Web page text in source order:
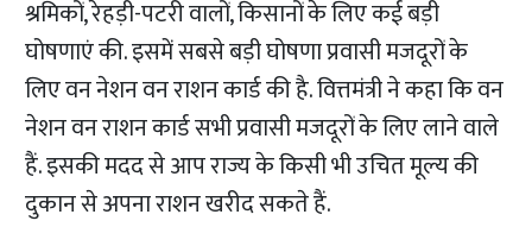
श्रमिकों, रेहड़ी-पटरी वालों, किसानों के लिए कई बड़ी
घोषणाएं की. इसमें सबसे बड़ी घोषणा प्रवासी मजदूरों के
लिए वन नेशन वन राशन कार्ड की है. वित्तमंत्री ने कहा कि वन
नेशन वन राशन कार्ड सभी प्रवासी मजदूरों के लिए लाने वाले
हैं. इसकी मदद से आप राज्य के किसी भी उचित मूल्य की
दुकान से अपना राशन खरीद सकते हैं.